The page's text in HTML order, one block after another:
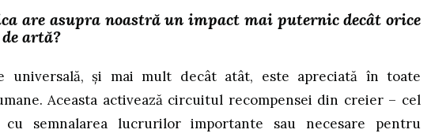
are asupra noastră un impact mai puternic decât orice
artă?
universală, și mai mult decât atât, este apreciată în toate
Aceasta activează circuitul recompensei din creier – cel
cu semnalarea lucrurilor importante sau necesare pentru